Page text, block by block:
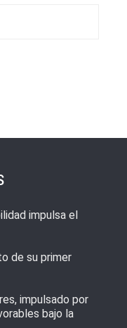
impulsa el
de su primer
impulsado por
bajo la